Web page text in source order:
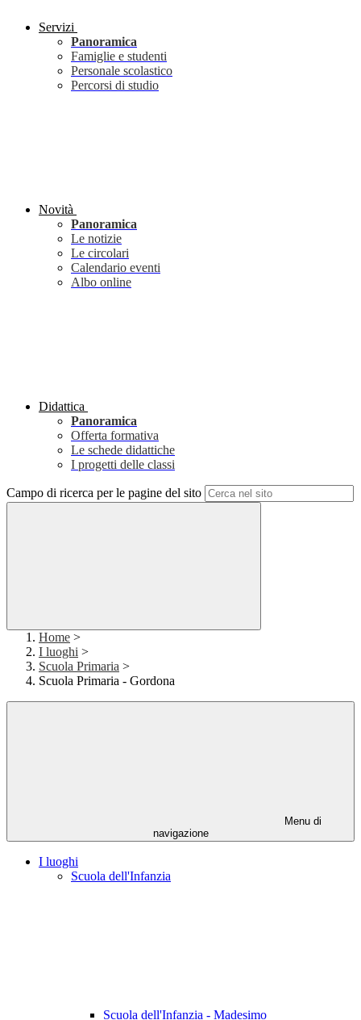
Servizi
Panoramica
Famiglie e studenti
Personale scolastico
Percorsi di studio
Novità
Panoramica
Le notizie
Le circolari
Calendario eventi
Albo online
Didattica
Panoramica
Offerta formativa
Le schede didattiche
I progetti delle classi
Campo di ricerca per le pagine del sito
Home >
I luoghi >
Scuola Primaria >
Scuola Primaria - Gordona
Menu di
navigazione
I luoghi
Scuola dell'Infanzia
Scuola dell'Infanzia - Madesimo